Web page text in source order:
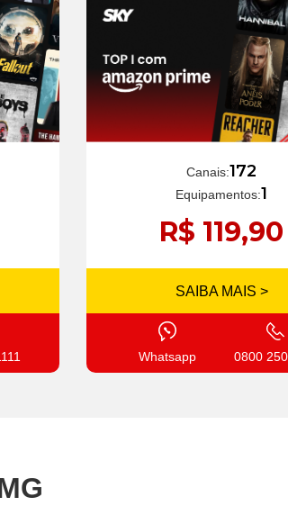
Canais:172
Equipamentos:1
R$ 119,90
SAIBA MAIS >
Whatsapp 0800